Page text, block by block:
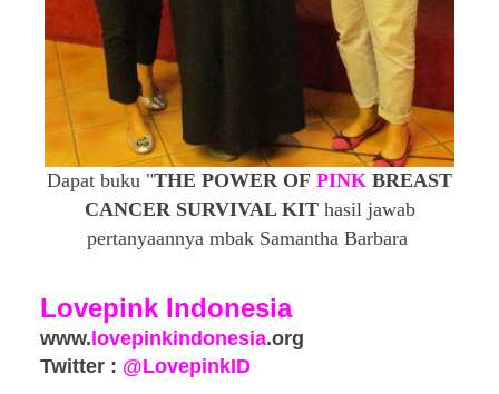
Dapat buku "THE POWER OF PINK BREAST
CANCER SURVIVAL KIT hasil jawab
pertanyaannya mbak Samantha Barbara
Lovepink Indonesia
www.lovepinkindonesia.org
Twitter : @LovepinkID